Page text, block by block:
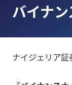
バイナ
ナイジェリア